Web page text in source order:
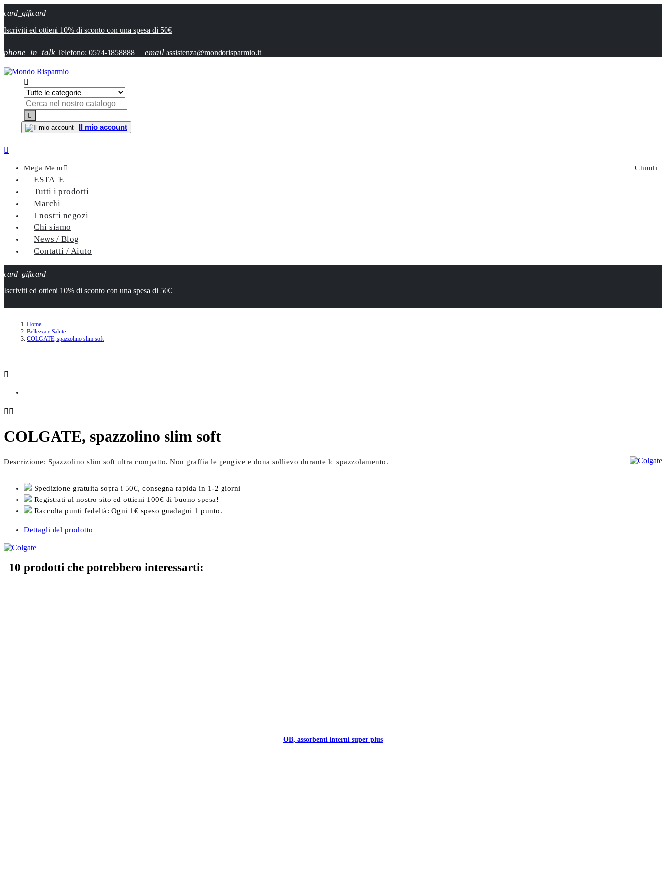
card_giftcard
Iscriviti ed ottieni 10% di sconto con una spesa di 50€
phone_in_talk Telefono: 0574-1858888 email assistenza@mondorisparmio.it


Il mio account

Chiudi
Mega Menu 
ESTATE
Tutti i prodotti
Marchi
I nostri negozi
Chi siamo
News / Blog
Contatti / Aiuto
card_giftcard
Iscriviti ed ottieni 10% di sconto con una spesa di 50€
Home
Bellezza e Salute
COLGATE, spazzolino slim soft

 
COLGATE, spazzolino slim soft
Descrizione: Spazzolino slim soft ultra compatto. Non graffia le gengive e dona sollievo durante lo spazzolamento.
Spedizione gratuita sopra i 50€, consegna rapida in 1-2 giorni
Registrati al nostro sito ed ottieni 100€ di buono spesa!
Raccolta punti fedeltà: Ogni 1€ speso guadagni 1 punto.
Dettagli del prodotto
10 prodotti che potrebbero interessarti:
OB, assorbenti interni super plus